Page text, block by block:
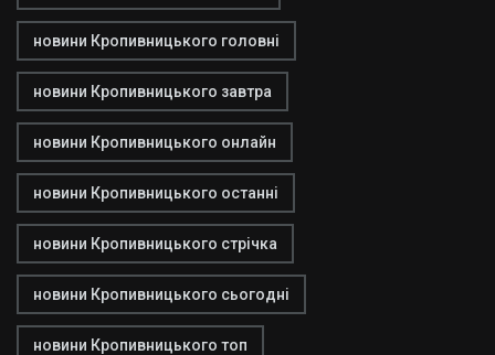
новини Кропивницького головні
новини Кропивницького завтра
новини Кропивницького онлайн
новини Кропивницького останні
новини Кропивницького стрічка
новини Кропивницького сьогодні
новини Кропивницького топ